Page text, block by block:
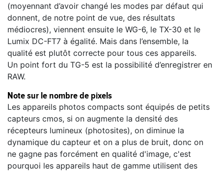
(moyennant d’avoir changé les modes par défaut qui
donnent, de notre point de vue, des résultats
médiocres), viennent ensuite le WG-6, le TX-30 et le
Lumix DC-FT7 à égalité. Mais dans l’ensemble, la
qualité est plutôt correcte pour tous ces appareils.
Un point fort du TG-5 est la possibilité d’enregistrer en
RAW.
Note sur le nombre de pixels
Les appareils photos compacts sont équipés de petits
capteurs cmos, si on augmente la densité des
récepteurs lumineux (photosites), on diminue la
dynamique du capteur et on a plus de bruit, donc on
ne gagne pas forcément en qualité d'image, c'est
pourquoi les appareils haut de gamme utilisent des